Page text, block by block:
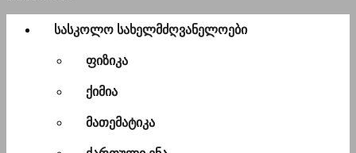
სასკოლო სახელმძღვანელოები
ფიზიკა
ქიმია
მათემატიკა